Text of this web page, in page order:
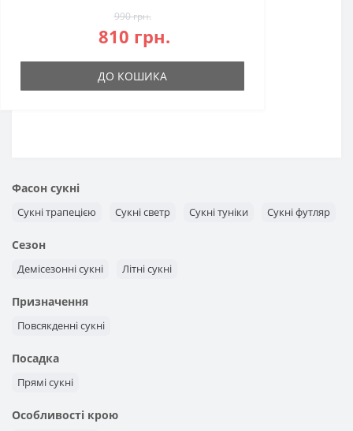
990 грн.
810 грн.
ДО КОШИКА
Фасон сукні
Сукні трапецією Сукні светр Сукні туніки Сукні футляр
Сезон
Демісезонні сукні Літні сукні
Призначення
Повсякденні сукні
Посадка
Прямі сукні
Особливості крою